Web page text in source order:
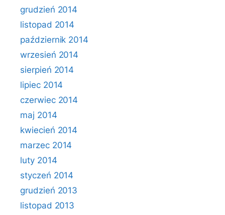
grudzień 2014
listopad 2014
październik 2014
wrzesień 2014
sierpień 2014
lipiec 2014
czerwiec 2014
maj 2014
kwiecień 2014
marzec 2014
luty 2014
styczeń 2014
grudzień 2013
listopad 2013